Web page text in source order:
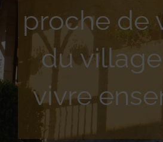
proche de
du
vivre